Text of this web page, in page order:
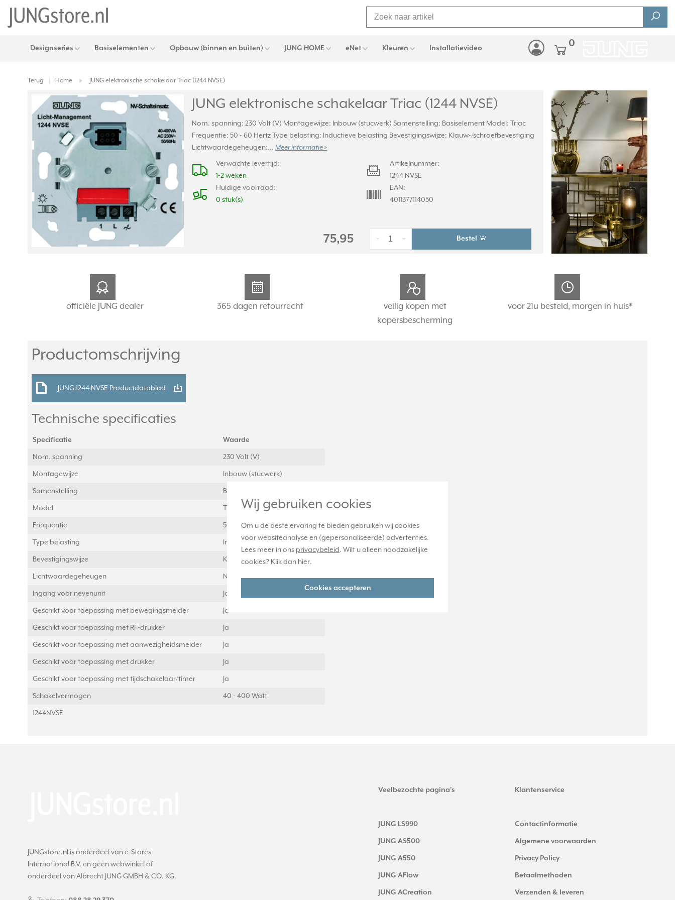
Wij gebruiken cookies
Om u de beste ervaring te bieden gebruiken wij cookies
voor websiteanalyse en (gepersonaliseerde) advertenties.
Lees meer in ons privacybeleid. Wilt u alleen noodzakelijke
cookies? Klik dan hier.
Cookies accepteren
Designseries Basiselementen Opbouw (binnen en buiten) JUNG HOME eNet Kleuren Installatievideo 0
Terug Home JUNG elektronische schakelaar Triac (1244 NVSE)
JUNG elektronische schakelaar Triac (1244 NVSE)
Nom. spanning: 230 Volt (V) Montagewijze: Inbouw (stucwerk) Samenstelling: Basiselement Model: Triac
Frequentie: 50 - 60 Hertz Type belasting: Inductieve belasting Bevestigingswijze: Klauw-/schroefbevestiging
Lichtwaardegeheugen:...Meer informatie »
Verwachte levertijd:
1-2 weken
Huidige voorraad:
0 stuk(s)
Artikelnummer:
1244 NVSE
EAN:
4011377114050
75,95 +
- Bestel
officiële JUNG dealer 365 dagen retourrecht
veilig kopen met
kopersbescherming
voor 21u besteld, morgen in huis*
Productomschrijving
JUNG 1244 NVSE Productdatablad
Technische specificaties
Specificatie Waarde
Nom. spanning 230 Volt (V)
Montagewijze Inbouw (stucwerk)
Samenstelling Basiselement
Model Triac
Frequentie 50 - 60 Hertz
Type belasting Inductieve belasting
Bevestigingswijze Klauw-/schroefbevestiging
Lichtwaardegeheugen Nee
Ingang voor nevenunit Ja
Geschikt voor toepassing met bewegingsmelder Ja
Geschikt voor toepassing met RF-drukker Ja
Geschikt voor toepassing met aanwezigheidsmelder Ja
Geschikt voor toepassing met drukker Ja
Geschikt voor toepassing met tijdschakelaar/timer Ja
Schakelvermogen 40 - 400 Watt
1244NVSE
JUNGstore.nl is onderdeel van e-Stores
International B.V. en geen webwinkel of
onderdeel van Albrecht JUNG GMBH & CO. KG.
Veelbezochte pagina's
JUNG LS990
JUNG AS500
JUNG A550
JUNG AFlow
JUNG ACreation
Klantenservice
Contactinformatie
Algemene voorwaarden
Privacy Policy
Betaalmethoden
Verzenden & leveren